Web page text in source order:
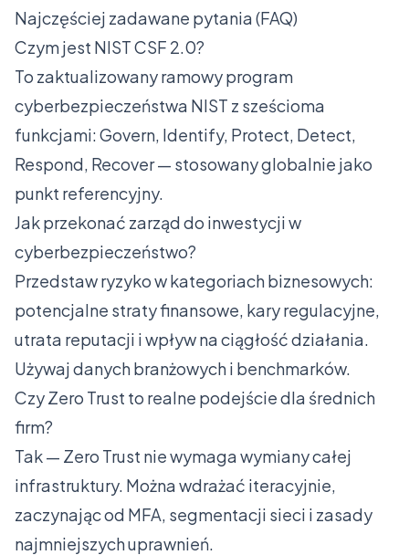
Najczęściej zadawane pytania (FAQ)
Czym jest NIST CSF 2.0?
To zaktualizowany ramowy program
cyberbezpieczeństwa NIST z sześcioma
funkcjami: Govern, Identify, Protect, Detect,
Respond, Recover — stosowany globalnie jako
punkt referencyjny.
Jak przekonać zarząd do inwestycji w
cyberbezpieczeństwo?
Przedstaw ryzyko w kategoriach biznesowych:
potencjalne straty finansowe, kary regulacyjne,
utrata reputacji i wpływ na ciągłość działania.
Używaj danych branżowych i benchmarków.
Czy Zero Trust to realne podejście dla średnich
firm?
Tak — Zero Trust nie wymaga wymiany całej
infrastruktury. Można wdrażać iteracyjnie,
zaczynając od MFA, segmentacji sieci i zasady
najmniejszych uprawnień.